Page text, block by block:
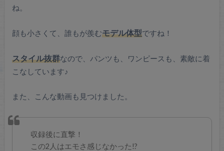
ね。
顔も小さくて、誰もが羨むモデル体型ですね！
スタイル抜群なので、パンツも、ワンピースも、素敵に着
こなしています♪
また、こんな動画も見つけました。
収録後に直撃！
この2人はエモさ感じなかった!?